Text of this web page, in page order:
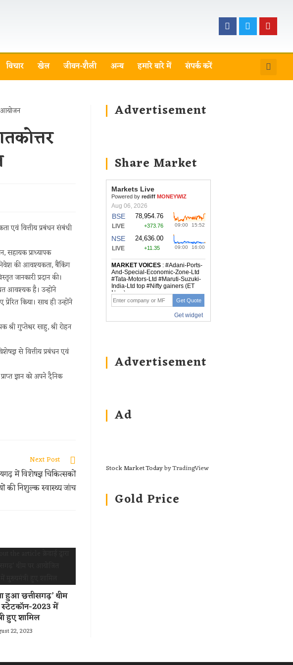
विचार खेल जीवन-शैली अन्य हमारे बारे में संपर्क करें
एवं वित्तीय प्रबंधन संबंधी
सहायक प्राध्यापक
निवेश की आवश्यकता, बैंकिंग
जानकारी प्रदान की।
आवश्यक है। उन्होंने
किया। साथ ही उन्होंने
गुप्तेश्वर साहु, श्री रोहन
से वित्तीय प्रबंधन एवं
ज्ञान को अपने दैनिक
Next Post
में विशेषज्ञ चिकित्सकों
की निशुल्क स्वास्थ्य जांच
हुआ छत्तीसगढ़’ थीम
2023 में
हुए शामिल
22, 2023
Advertisement
Share Market
Advertisement
Ad
Stock Market Todayby TradingView
Gold Price